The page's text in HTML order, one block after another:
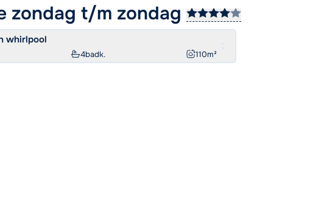
zondag t/m zondag
whirlpool
4badk. 110m²